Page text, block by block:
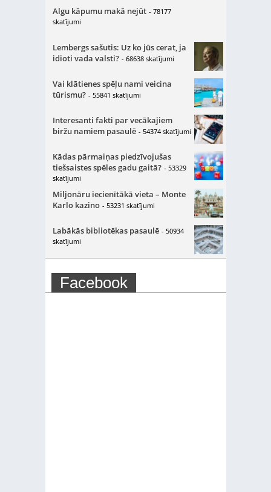
Algu kāpumu makā nejūt - 78177
skatījumi
Lembergs sašutis: Uz ko jūs cerat, ja
idioti vada valsti? - 68638 skatījumi
Vai klātienes spēļu nami veicina
tūrismu? - 55841 skatījumi
Interesanti fakti par vecākajiem
biržu namiem pasaulē - 54374 skatījumi
Kādas pārmaiņas piedzīvojušas
tiešsaistes spēles gadu gaitā? - 53329
skatījumi
Miljonāru iecienītākā vieta – Monte
Karlo kazino - 53231 skatījumi
Labākās bibliotēkas pasaulē - 50934
skatījumi
Facebook